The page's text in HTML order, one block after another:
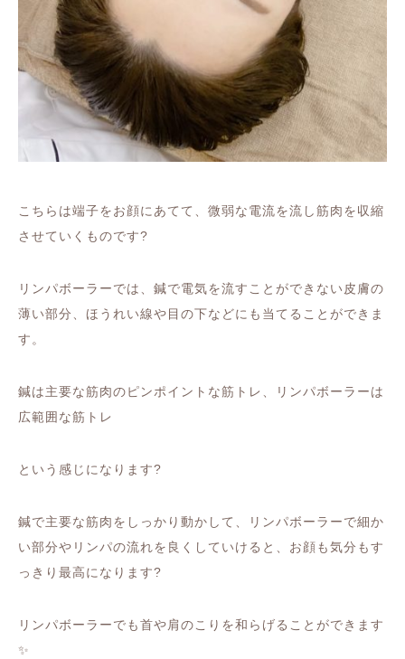
こちらは端子をお顔にあてて、微弱な電流を流し筋肉を収縮
させていくものです?
リンパボーラーでは、鍼で電気を流すことができない皮膚の
薄い部分、ほうれい線や目の下などにも当てることができま
す。
鍼は主要な筋肉のピンポイントな筋トレ、
リンパボーラーは
広範囲な筋トレ
という感じになります?
鍼で主要な筋肉をしっかり動かして、
リンパボーラーで細か
い部分やリンパの流れを良くしていけると、お顔も気分もす
っきり最高になります?
リンパボーラーでも首や肩のこりを和らげることができます
✨